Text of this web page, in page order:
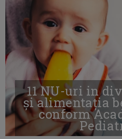
11 NU-uri in
și alimentația
conform